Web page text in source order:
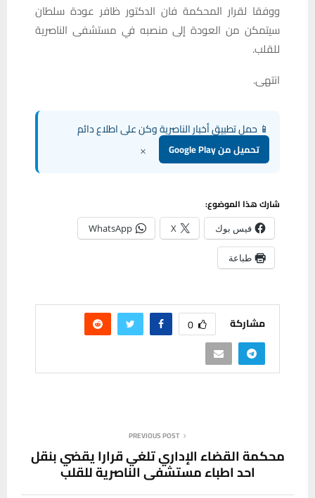
ووفقا لقرار المحكمة فان الدكتور ظافر عودة سلطان
سيتمكن من العودة إلى منصبه في مستشفى الناصرية
للقلب.
انتهى.
📱 حمل تطبيق أخبار الناصرية وكن على اطلاع دائم
تحميل من Google Play ×
شارك هذا الموضوع:
فيس بوك X
WhatsApp
طباعة
مشاركة 0
PREVIOUS POST
محكمة القضاء الإداري تلغي قرارا يقضي بنقل
احد اطباء مستشفى الناصرية للقلب